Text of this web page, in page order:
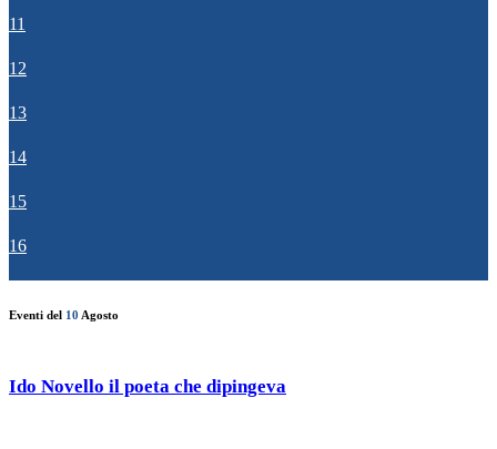
11
12
13
14
15
16
Eventi del 10 Agosto
Ido Novello il poeta che dipingeva